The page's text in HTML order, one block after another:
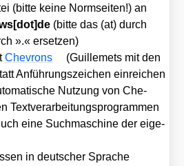
(bit­te kei­ne Norm­sei­ten!) an
(bit­te das (at) durch
».« erset­zen)
Che­vrons
(Guil­le­mets mit den
Anfüh­rungs­zei­chen ein­rei­chen
Nut­zung von Che­
Text­ver­ar­bei­tungs­pro­gram­men
eine Such­ma­schi­ne der eige­
in deut­scher Spra­che